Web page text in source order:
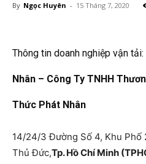
By Ngọc Huyên - 15 Tháng 7, 2020
Thông tin doanh nghiệp vận tải:
Nhân – Công Ty TNHH
Thức Phát Nhân
14/24/3 Đường Số 4, Khu Phố
Thủ Đức,Tp. Hồ Chí Minh